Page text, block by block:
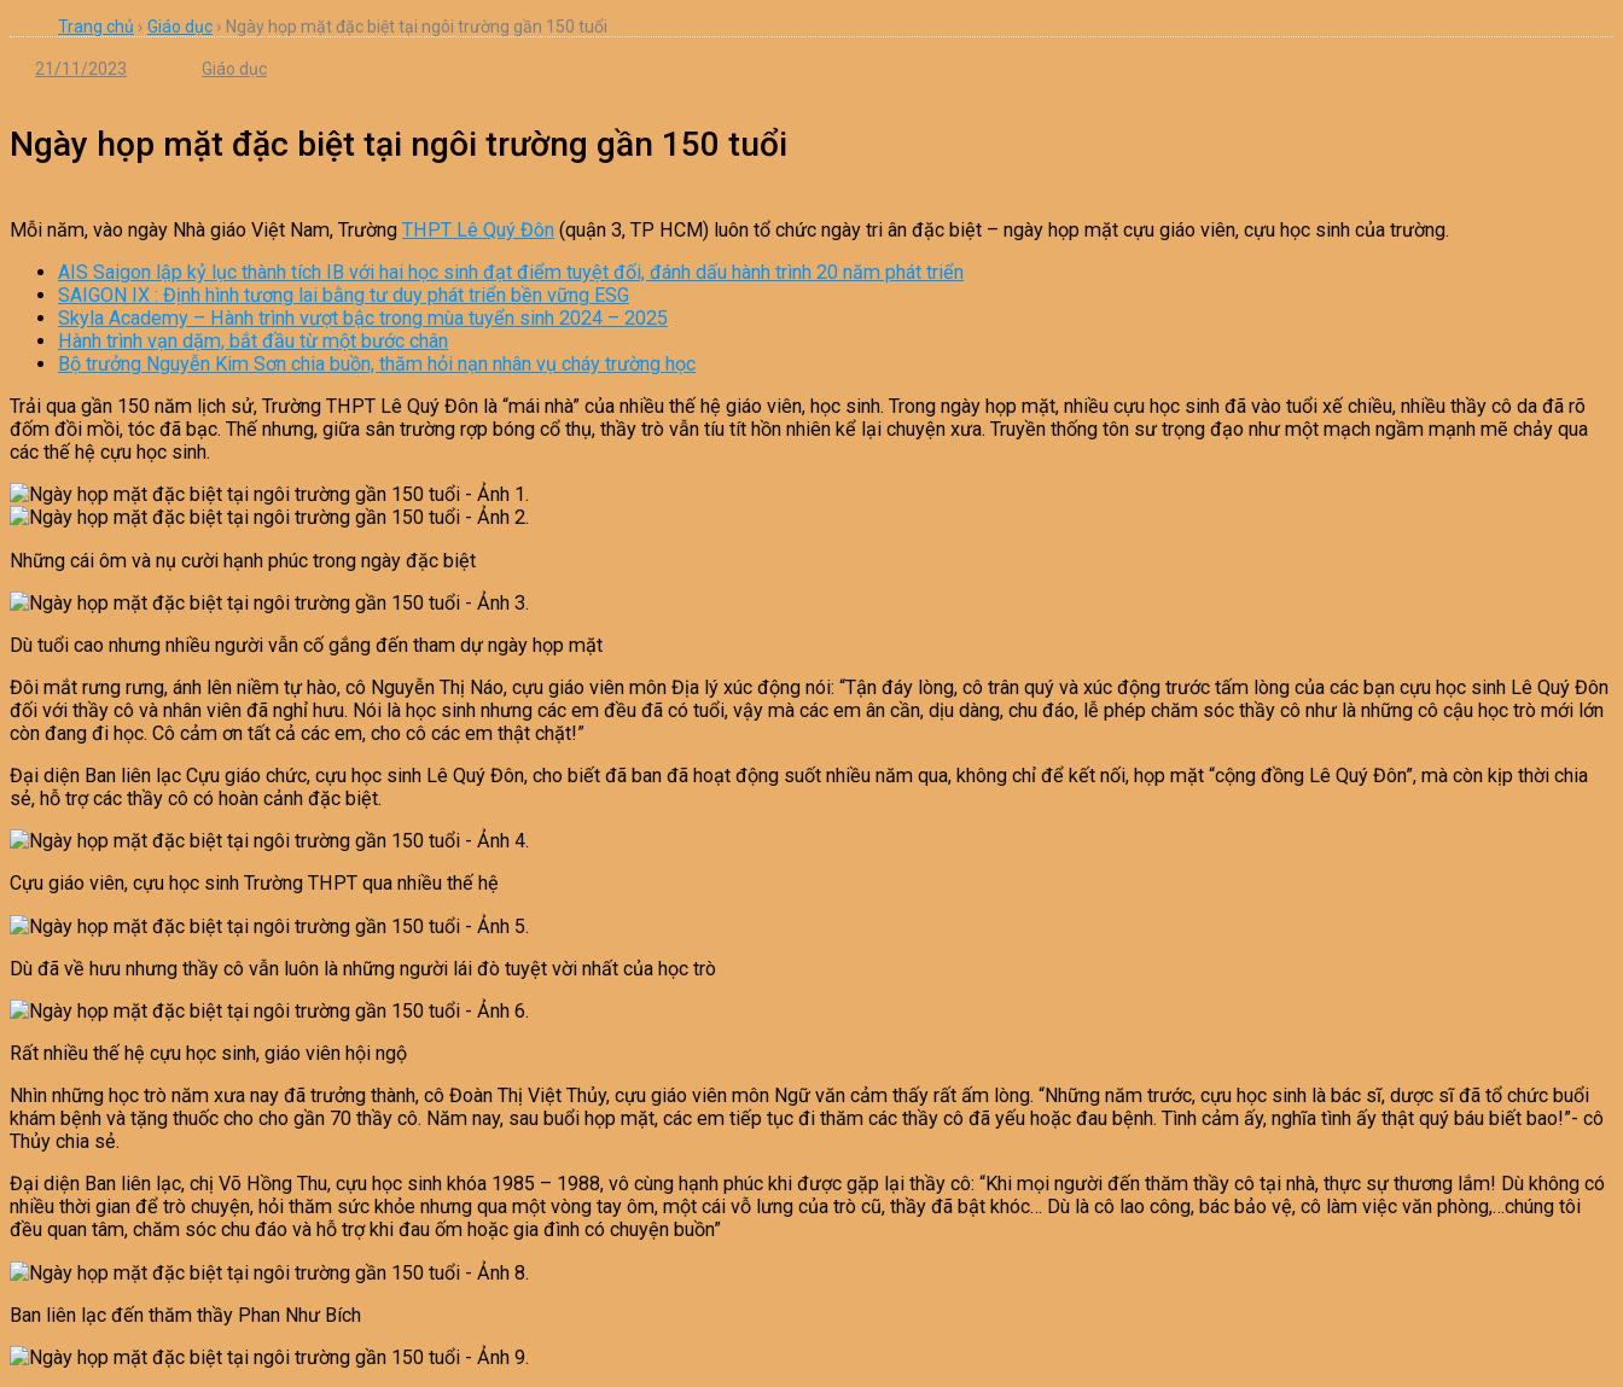
Trang chủ › Giáo dục › Ngày họp mặt đặc biệt tại ngôi trường gần 150 tuổi
21/11/2023 Giáo dục
Ngày họp mặt đặc biệt tại ngôi trường gần 150 tuổi
Mỗi năm, vào ngày Nhà giáo Việt Nam, Trường THPT Lê Quý Đôn (quận 3, TP HCM) luôn tổ chức ngày tri ân đặc biệt – ngày họp mặt cựu giáo viên, cựu học sinh của trường.
AIS Saigon lập kỷ lục thành tích IB với hai học sinh đạt điểm tuyệt đối, đánh dấu hành trình 20 năm phát triển
SAIGON IX : Định hình tương lai bằng tư duy phát triển bền vững ESG
Skyla Academy – Hành trình vượt bậc trong mùa tuyển sinh 2024 – 2025
Hành trình vạn dặm, bắt đầu từ một bước chân
Bộ trưởng Nguyễn Kim Sơn chia buồn, thăm hỏi nạn nhân vụ cháy trường học
Trải qua gần 150 năm lịch sử, Trường THPT Lê Quý Đôn là “mái nhà” của nhiều thế hệ giáo viên, học sinh. Trong ngày họp mặt, nhiều cựu học sinh đã vào tuổi xế chiều, nhiều thầy cô da đã rõ
đốm đồi mồi, tóc đã bạc. Thế nhưng, giữa sân trường rợp bóng cổ thụ, thầy trò vẫn tíu tít hồn nhiên kể lại chuyện xưa. Truyền thống tôn sư trọng đạo như một mạch ngầm mạnh mẽ chảy qua
các thế hệ cựu học sinh.
Những cái ôm và nụ cười hạnh phúc trong ngày đặc biệt
Dù tuổi cao nhưng nhiều người vẫn cố gắng đến tham dự ngày họp mặt
Đôi mắt rưng rưng, ánh lên niềm tự hào, cô Nguyễn Thị Náo, cựu giáo viên môn Địa lý xúc động nói: “Tận đáy lòng, cô trân quý và xúc động trước tấm lòng của các bạn cựu học sinh Lê Quý Đôn
đối với thầy cô và nhân viên đã nghỉ hưu. Nói là học sinh nhưng các em đều đã có tuổi, vậy mà các em ân cần, dịu dàng, chu đáo, lễ phép chăm sóc thầy cô như là những cô cậu học trò mới lớn
còn đang đi học. Cô cảm ơn tất cả các em, cho cô các em thật chặt!”
Đại diện Ban liên lạc Cựu giáo chức, cựu học sinh Lê Quý Đôn, cho biết đã ban đã hoạt động suốt nhiều năm qua, không chỉ để kết nối, họp mặt “cộng đồng Lê Quý Đôn”, mà còn kịp thời chia
sẻ, hỗ trợ các thầy cô có hoàn cảnh đặc biệt.
Cựu giáo viên, cựu học sinh Trường THPT qua nhiều thế hệ
Dù đã về hưu nhưng thầy cô vẫn luôn là những người lái đò tuyệt vời nhất của học trò
Rất nhiều thế hệ cựu học sinh, giáo viên hội ngộ
Nhìn những học trò năm xưa nay đã trưởng thành, cô Đoàn Thị Việt Thủy, cựu giáo viên môn Ngữ văn cảm thấy rất ấm lòng. “Những năm trước, cựu học sinh là bác sĩ, dược sĩ đã tổ chức buổi
khám bệnh và tặng thuốc cho cho gần 70 thầy cô. Năm nay, sau buổi họp mặt, các em tiếp tục đi thăm các thầy cô đã yếu hoặc đau bệnh. Tình cảm ấy, nghĩa tình ấy thật quý báu biết bao!”- cô
Thủy chia sẻ.
Đại diện Ban liên lạc, chị Võ Hồng Thu, cựu học sinh khóa 1985 – 1988, vô cùng hạnh phúc khi được gặp lại thầy cô: “Khi mọi người đến thăm thầy cô tại nhà, thực sự thương lắm! Dù không có
nhiều thời gian để trò chuyện, hỏi thăm sức khỏe nhưng qua một vòng tay ôm, một cái vỗ lưng của trò cũ, thầy đã bật khóc… Dù là cô lao công, bác bảo vệ, cô làm việc văn phòng,…chúng tôi
đều quan tâm, chăm sóc chu đáo và hỗ trợ khi đau ốm hoặc gia đình có chuyện buồn”
Ban liên lạc đến thăm thầy Phan Như Bích